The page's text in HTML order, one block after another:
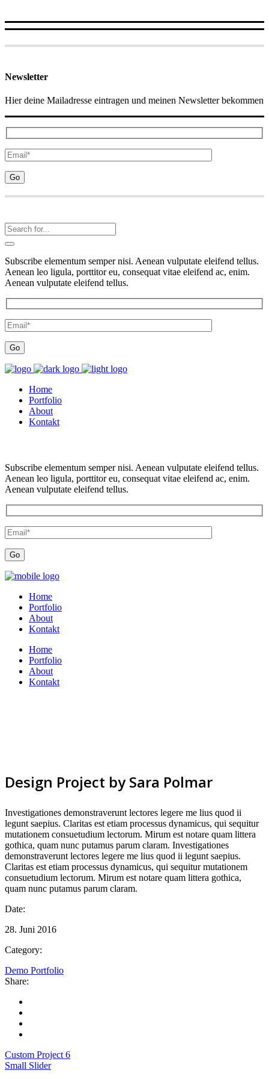
Newsletter
Hier deine Mailadresse eintragen und meinen Newsletter bekommen
Subscribe elementum semper nisi. Aenean vulputate eleifend tellus.
Aenean leo ligula, porttitor eu, consequat vitae eleifend ac, enim.
Aenean vulputate eleifend tellus.
Home
Portfolio
About
Kontakt
Subscribe elementum semper nisi. Aenean vulputate eleifend tellus.
Aenean leo ligula, porttitor eu, consequat vitae eleifend ac, enim.
Aenean vulputate eleifend tellus.
Home
Portfolio
About
Kontakt
Home
Portfolio
About
Kontakt
Design Project by Sara Polmar
Investigationes demonstraverunt lectores legere me lius quod ii
legunt saepius. Claritas est etiam processus dynamicus, qui sequitur
mutationem consuetudium lectorum. Mirum est notare quam littera
gothica, quam nunc putamus parum claram. Investigationes
demonstraverunt lectores legere me lius quod ii legunt saepius.
Claritas est etiam processus dynamicus, qui sequitur mutationem
consuetudium lectorum. Mirum est notare quam littera gothica,
quam nunc putamus parum claram.
Date:
28. Juni 2016
Category:
Demo Portfolio
Share:
Custom Project 6
Small Slider